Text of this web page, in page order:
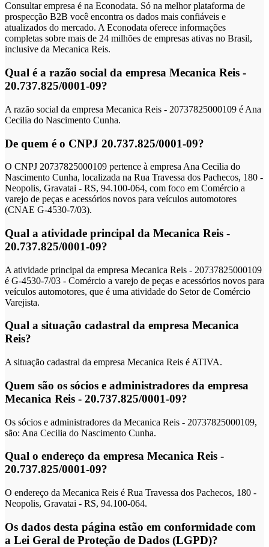
Consultar empresa é na Econodata. Só na melhor plataforma de
prospecção B2B você encontra os dados mais confiáveis e
atualizados do mercado. A Econodata oferece informações
completas sobre mais de 24 milhões de empresas ativas no Brasil,
inclusive da Mecanica Reis.
Qual é a razão social da empresa Mecanica Reis -
20.737.825/0001-09?
A razão social da empresa Mecanica Reis - 20737825000109 é Ana
Cecilia do Nascimento Cunha.
De quem é o CNPJ 20.737.825/0001-09?
O CNPJ 20737825000109 pertence à empresa Ana Cecilia do
Nascimento Cunha, localizada na Rua Travessa dos Pachecos, 180 -
Neopolis, Gravatai - RS, 94.100-064, com foco em Comércio a
varejo de peças e acessórios novos para veículos automotores
(CNAE G-4530-7/03).
Qual a atividade principal da Mecanica Reis -
20.737.825/0001-09?
A atividade principal da empresa Mecanica Reis - 20737825000109
é G-4530-7/03 - Comércio a varejo de peças e acessórios novos para
veículos automotores, que é uma atividade do Setor de Comércio
Varejista.
Qual a situação cadastral da empresa Mecanica
Reis?
A situação cadastral da empresa Mecanica Reis é ATIVA.
Quem são os sócios e administradores da empresa
Mecanica Reis - 20.737.825/0001-09?
Os sócios e administradores da Mecanica Reis - 20737825000109,
são: Ana Cecilia do Nascimento Cunha.
Qual o endereço da empresa Mecanica Reis -
20.737.825/0001-09?
O endereço da Mecanica Reis é Rua Travessa dos Pachecos, 180 -
Neopolis, Gravatai - RS, 94.100-064.
Os dados desta página estão em conformidade com
a Lei Geral de Proteção de Dados (LGPD)?